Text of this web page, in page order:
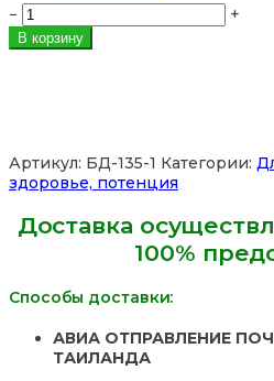
− Количество
товара
Желе-
Jelly
100mg
1
+
В корзину
Артикул: БД-135-1 Категории:
здоровье, потенция
Доставка
100%
Способы доставки:
АВИА ОТПРАВЛЕНИЕ
ТАИЛАНДА